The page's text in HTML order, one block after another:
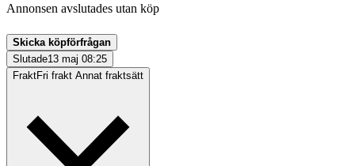
Annonsen avslutades utan köp
Skicka köpförfrågan
Slutade13 maj 08:25
FraktFri frakt Annat fraktsätt